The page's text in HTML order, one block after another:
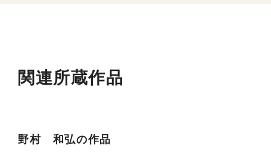
関連所蔵作品
野村 和弘の作品